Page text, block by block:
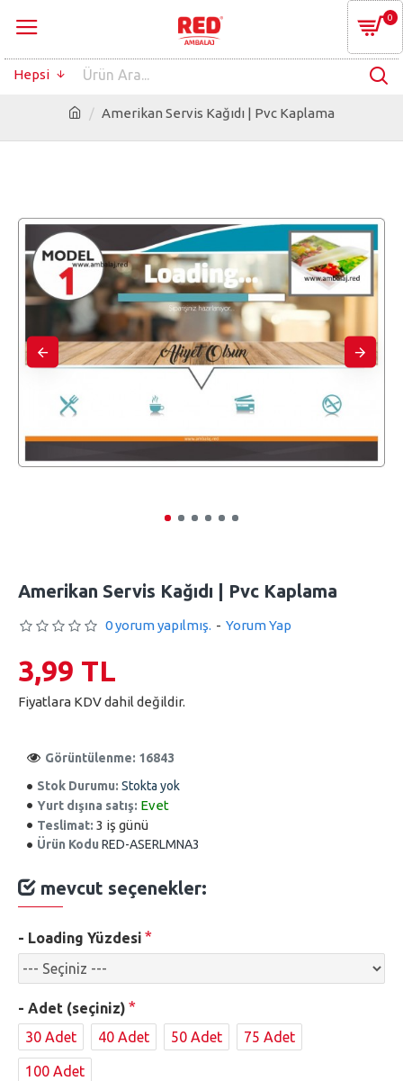
0
Hepsi
Amerikan Servis Kağıdı | Pvc Kaplama
Amerikan Servis Kağıdı | Pvc Kaplama
Stok Durumu: Stokta yok
Yurt dışına satış: Evet
Teslimat: 3 iş günü
Ürün Kodu RED-ASERLMNA3
Görüntülenme: 16843
0 yorum yapılmış. - Yorum Yap
3,99 TL
Fiyatlara KDV dahil değildir.
mevcut seçenekler:
- Loading Yüzdesi
- Adet (seçiniz)
30 Adet
40 Adet 50 Adet 75 Adet
100 Adet